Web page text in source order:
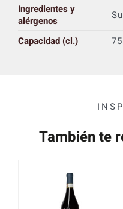
Ingredientes y
alérgenos
Capacidad (cl.)
75
También te